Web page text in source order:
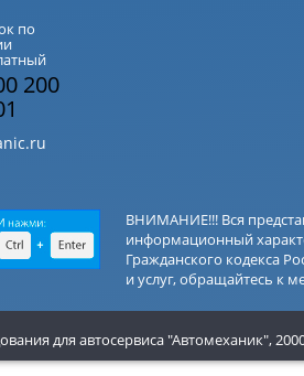
по
200
ВНИМАНИЕ!!! Вся
информационный
Гражданского кодекса
и услуг, обращайтесь к
для автосервиса "Автомеханик",